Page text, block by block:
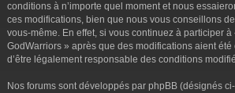
conditions à n’importe quel moment et nous
ces modifications, bien que nous vous conseillons
vous-même. En effet, si vous continuez à participer à
GodWarriors » après que des modifications aient
d’être légalement responsable des conditions
Nos forums sont développés par phpBB (désignés